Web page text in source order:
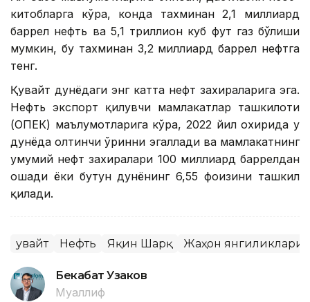
китобларга кўра, конда тахминан 2,1 миллиард
баррел нефть ва 5,1 триллион куб фут газ бўлиши
мумкин, бу тахминан 3,2 миллиард баррел нефтга
тенг.
Қувайт дунёдаги энг катта нефт захираларига эга.
Нефть экспорт қилувчи мамлакатлар ташкилоти
(ОПEК) маълумотларига кўра, 2022 йил охирида у
дунёда олтинчи ўринни эгаллади ва мамлакатнинг
умумий нефт захиралари 100 миллиард баррелдан
ошади ёки бутун дунёнинг 6,55 фоизини ташкил
қилади.
Қувайт Нефть Яқин Шарқ Жаҳон янгиликлари
Бекабат Узаков
Муаллиф